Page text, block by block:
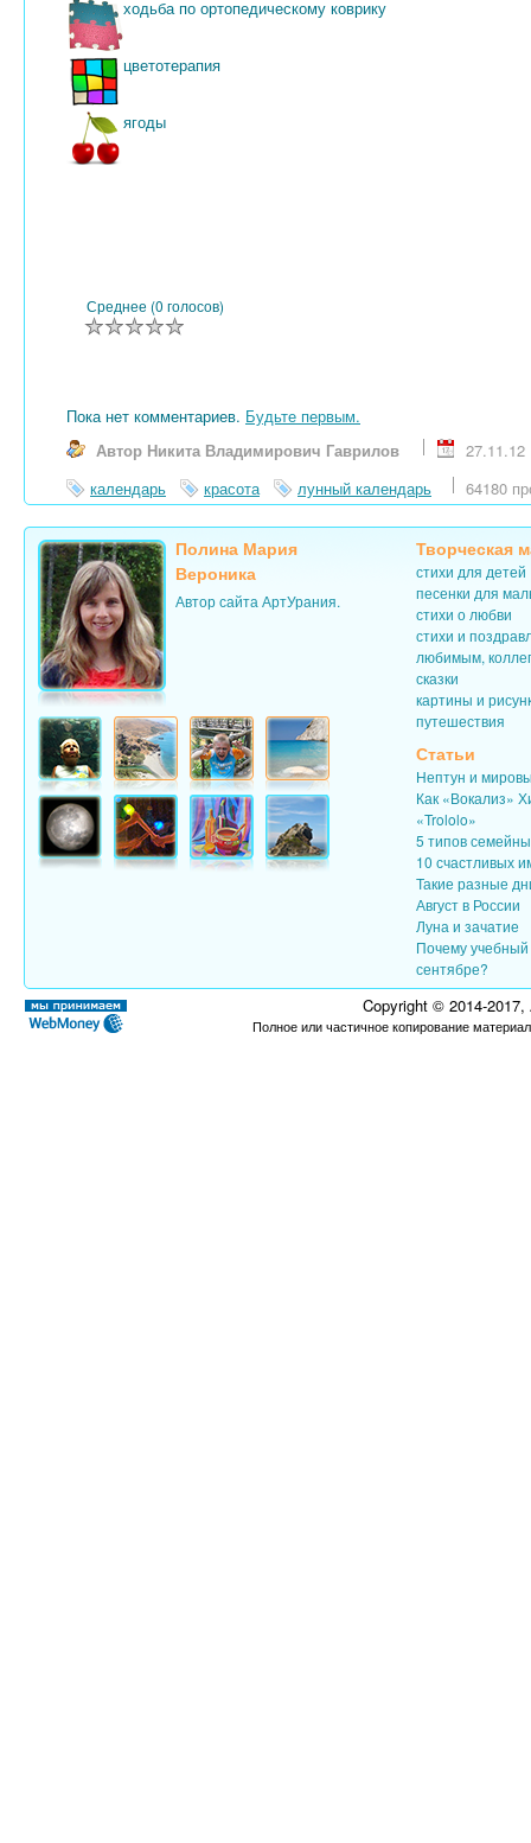
ходьба по ортопедическому коврику
цветотерапия
ягоды
Среднее (0 голосов)
Пока нет комментариев. Будьте первым.
Автор Никита Владимирович Гаврилов
27.11.12
календарь
красота лунный календарь 64180
Полина Мария
Вероника
Автор сайта АртУрания.
Творческая
стихи для детей
песенки для
стихи о любви
стихи и
любимым,
сказки
картины и
путешествия
Статьи
Нептун и
Как «Вокализ»
«Trololo»
5 типов
10 счастливых
Такие разные
Август в России
Луна и зачатие
Почему учебный
сентябре?
Copyright © 2014-
Полное или частичное копирование